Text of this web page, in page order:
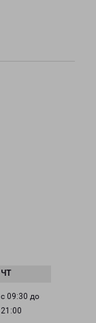
с 09:30 до
21:00